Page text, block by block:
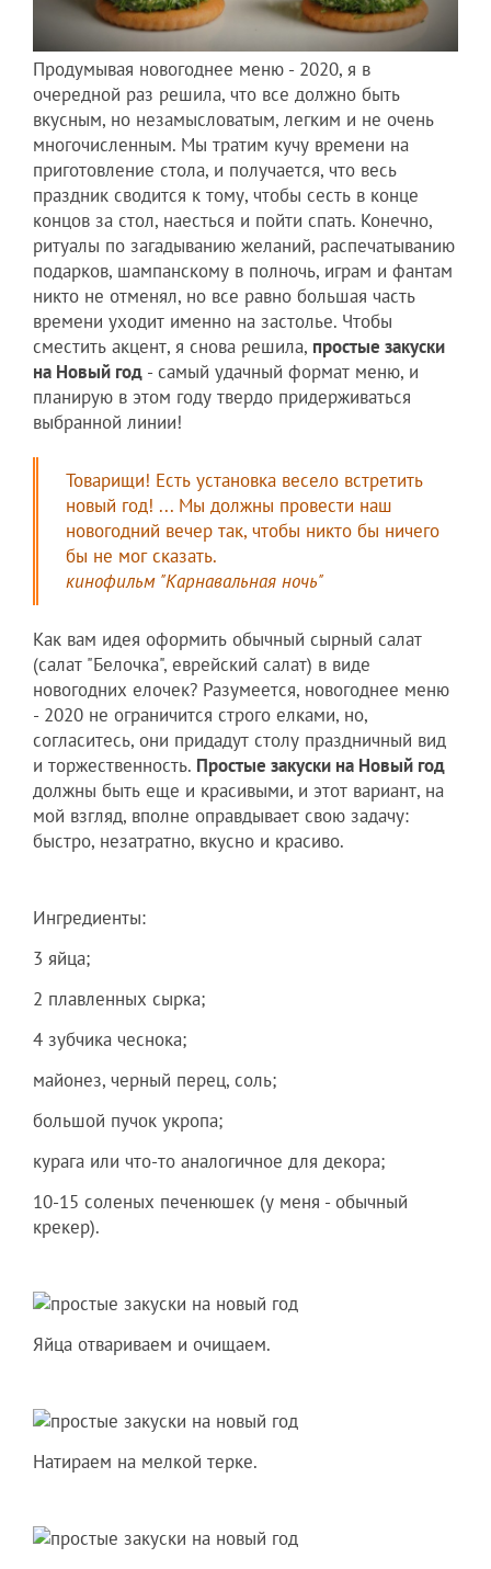
Продумывая новогоднее меню - 2020, я в
очередной раз решила, что все должно быть
вкусным, но незамысловатым, легким и не очень
многочисленным. Мы тратим кучу времени на
приготовление стола, и получается, что весь
праздник сводится к тому, чтобы сесть в конце
концов за стол, наесться и пойти спать. Конечно,
ритуалы по загадыванию желаний, распечатыванию
подарков, шампанскому в полночь, играм и фантам
никто не отменял, но все равно большая часть
времени уходит именно на застолье. Чтобы
сместить акцент, я снова решила, простые закуски
на Новый год - самый удачный формат меню, и
планирую в этом году твердо придерживаться
выбранной линии!
Товарищи! Есть установка весело встретить
новый год! ... Мы должны провести наш
новогодний вечер так, чтобы никто бы ничего
бы не мог сказать.
кинофильм "Карнавальная ночь"
Как вам идея оформить обычный сырный салат
(салат "Белочка", еврейский салат) в виде
новогодних елочек? Разумеется, новогоднее меню
- 2020 не ограничится строго елками, но,
согласитесь, они придадут столу праздничный вид
и торжественность. Простые закуски на Новый год
должны быть еще и красивыми, и этот вариант, на
мой взгляд, вполне оправдывает свою задачу:
быстро, незатратно, вкусно и красиво.
Ингредиенты:
3 яйца;
2 плавленных сырка;
4 зубчика чеснока;
майонез, черный перец, соль;
большой пучок укропа;
курага или что-то аналогичное для декора;
10-15 соленых печенюшек (у меня - обычный
крекер).
Яйца отвариваем и очищаем.
Натираем на мелкой терке.